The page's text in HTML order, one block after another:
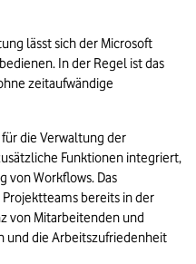
lässt sich der Microsoft
In der Regel ist das
zeitaufwändige
die Verwaltung der
Funktionen integriert,
von Workflows. Das
bereits in der
von Mitarbeitenden und
und die Arbeitszufriedenheit